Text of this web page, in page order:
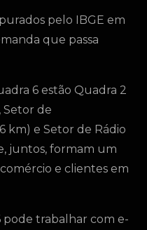
pelo IBGE em
que passa
6 estão Quadra 2
Setor de
km) e Setor de Rádio
juntos, formam um
e clientes em
pode trabalhar com e-